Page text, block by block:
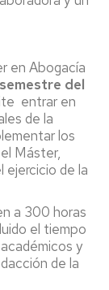
en Abogacía
del
entrar en
de la
los
Máster,
ejercicio de la
a 300 horas
el tiempo
y
de la